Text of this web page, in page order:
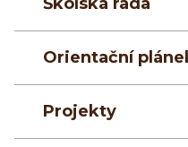
Orientační
Projekty